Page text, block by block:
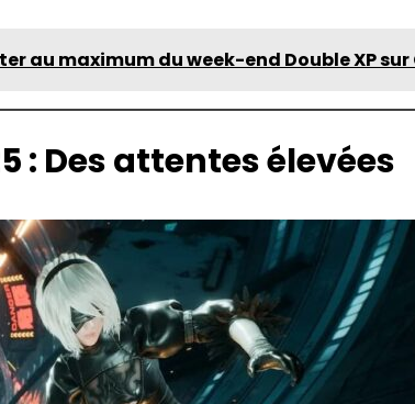
au maximum du week-end Double XP sur
: Des attentes élevées